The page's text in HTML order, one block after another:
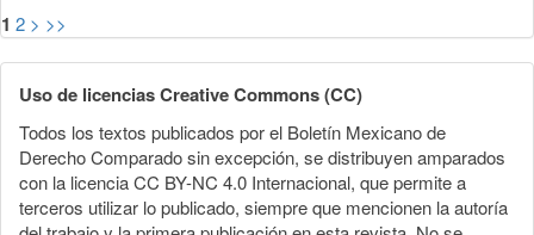
1 2 > >>
Uso de licencias Creative Commons (CC)
Todos los textos publicados por el Boletín Mexicano de
Derecho Comparado sin excepción, se distribuyen amparados
con la licencia CC BY-NC 4.0 Internacional, que permite a
terceros utilizar lo publicado, siempre que mencionen la autoría